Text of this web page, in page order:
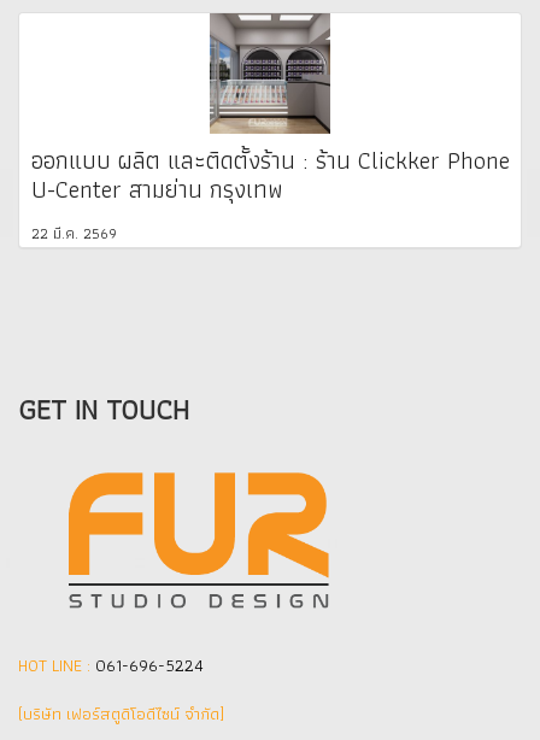
ออกแบบ ผลิต และติดตั้งร้าน : ร้าน Clickker Phone
U-Center สามย่าน กรุงเทพ
22 มี.ค. 2569
GET IN TOUCH
HOT LINE : 061-696-5224
(บริษัท เฟอร์สตูดิโอดีไซน์ จำกัด]